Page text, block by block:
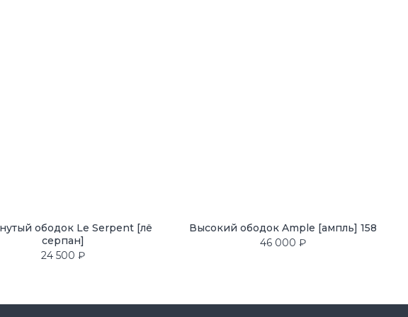
ободок Le Serpent [лё
серпан]
24 500 ₽
Высокий ободок Ample [ампль] 158
46 000 ₽
Условия возврата